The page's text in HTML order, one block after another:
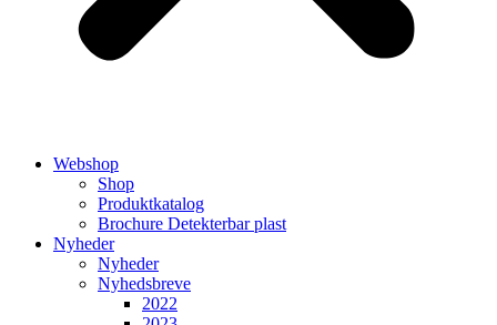
Webshop
Shop
Produktkatalog
Brochure Detekterbar plast
Nyheder
Nyheder
Nyhedsbreve
2022